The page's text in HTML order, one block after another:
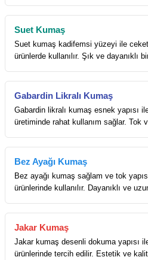
Suet Kumaş
Suet kumaş kadifemsi yüzeyi ile
ürünlerde kullanılır. Şık ve dayanıklı
Gabardin Likralı Kumaş
Gabardin likralı kumaş esnek yapısı
üretiminde rahat kullanım sağlar. Tok
Bez Ayağı Kumaş
Bez ayağı kumaş sağlam ve tok
ürünlerinde kullanılır. Dayanıklı ve
Jakar Kumaş
Jakar kumaş desenli dokuma yapısı
ürünlerinde tercih edilir. Estetik ve